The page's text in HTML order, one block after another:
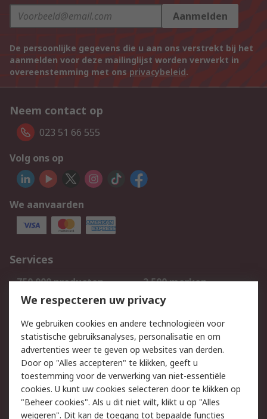
Aanmelden
De persoonlijke gegevens die u aan ons verstrekt bij het
aanmelden voor deze mailinglijst worden verwerkt in
overeenstemming met ons privacybeleid.
Neem contact op
023 51 66 555
Volg ons op
We aanvaarden
Services
750.000 producten
2.500 merken
Bestellen
Inkoopoplossingen
Track & Trace
Wettelijk
Cookiebeleid
Email veiligheid
Privacybeleid
Websitevoorwaarden
We respecteren uw privacy
We gebruiken cookies en andere technologieën voor
statistische gebruiksanalyses, personalisatie en om
advertenties weer te geven op websites van derden.
Door op "Alles accepteren" te klikken, geeft u
toestemming voor de verwerking van niet-essentiële
cookies. U kunt uw cookies selecteren door te klikken op
"Beheer cookies". Als u dit niet wilt, klikt u op "Alles
weigeren". Dit kan de toegang tot bepaalde functies